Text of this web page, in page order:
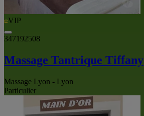
VIP
347192508
Massage Tantrique Tiffany
Massage Lyon - Lyon
Particulier